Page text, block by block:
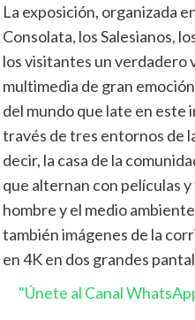
La exposición, organizada
Consolata, los Salesianos,
los visitantes un verdadero
multimedia de gran
del mundo que late en este
través de tres entornos de
decir, la casa de la
que alternan con películas
hombre y el medio
también imágenes de la
en 4K en dos grandes
"Únete al Canal